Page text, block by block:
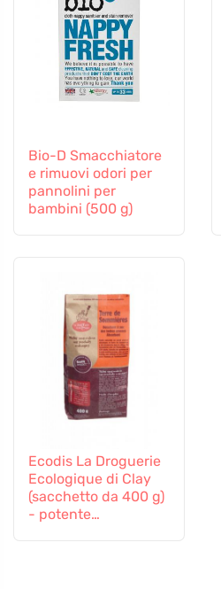
Bio-D Smacchiatore
e rimuovi odori per
pannolini per
bambini (500 g)
Ecodis La Droguerie
Ecologique di Clay
(sacchetto da 400 g)
- potente